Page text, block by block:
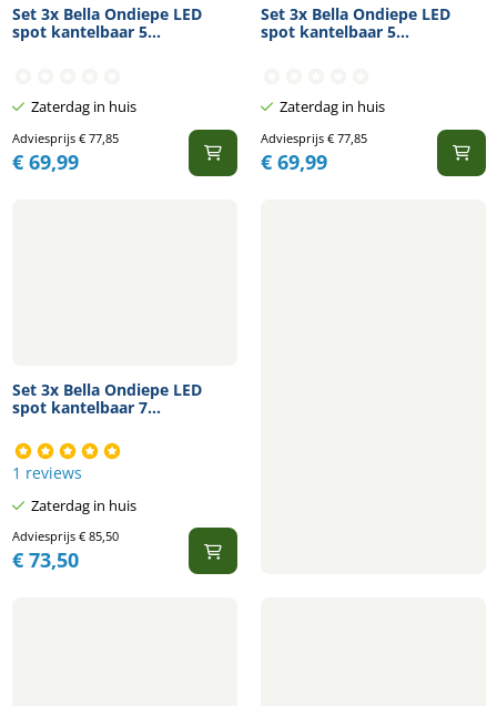
Set 3x Bella Ondiepe LED
spot kantelbaar 5...
Zaterdag in huis
Adviesprijs €77,85
€69,99
Set 3x Bella Ondiepe LED
spot kantelbaar 5...
Zaterdag in huis
Adviesprijs €77,85
€69,99
Set 3x Bella Ondiepe LED
spot kantelbaar 7...
1 reviews
Zaterdag in huis
Adviesprijs €85,50
€73,50